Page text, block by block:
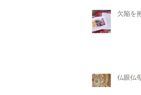
欠陥を
仏眼仏